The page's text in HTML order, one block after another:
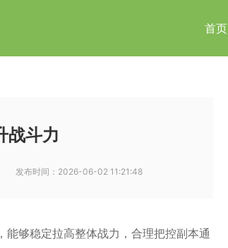
首页
战斗力
发布时间： 2026-06-02 11:21:48
够稳定拉高整体战力，合理把控副本通